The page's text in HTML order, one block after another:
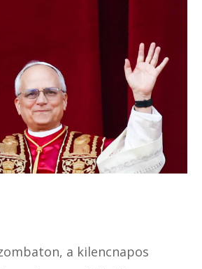
a kilencnapos